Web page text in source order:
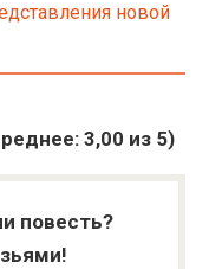
новой
3,00 из 5)
повесть?